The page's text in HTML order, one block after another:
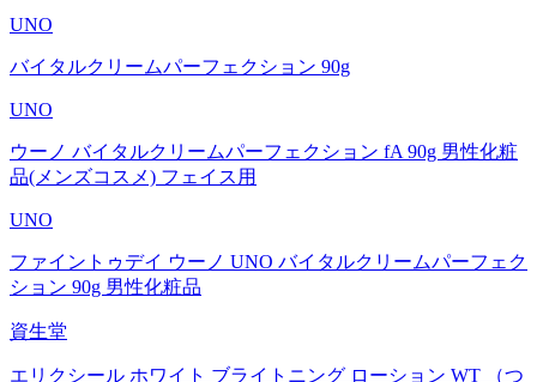
UNO
バイタルクリームパーフェクション 90g
UNO
ウーノ バイタルクリームパーフェクション fA 90g 男性化粧
品(メンズコスメ) フェイス用
UNO
ファイントゥデイ ウーノ UNO バイタルクリームパーフェク
ション 90g 男性化粧品
資生堂
エリクシール ホワイト ブライトニング ローション WT （つ